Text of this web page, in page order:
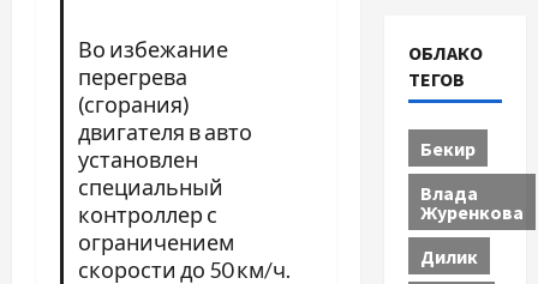
Во избежание
перегрева
(сгорания)
двигателя в авто
установлен
специальный
контроллер с
ограничением
скорости до 50 км/ч.
ОБЛАКО
ТЕГОВ
Бекир
Влада
Журенкова
Дилик